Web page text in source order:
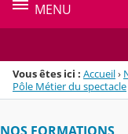
MENU
Vous êtes ici : Accueil›
Pôle Métier du spectacle
NOS FORMATIONS